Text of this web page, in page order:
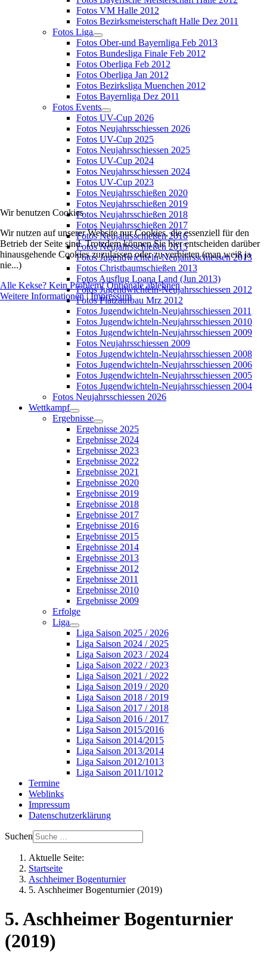
Fotos VM Halle 2012
Fotos Bezirksmeisterschaft Halle Dez 2011
Fotos Liga
Fotos Ober-und Bayernliga Feb 2013
Fotos Bundesliga Finale Feb 2012
Fotos Oberliga Feb 2012
Fotos Oberliga Jan 2012
Fotos Bezirksliga Muenchen 2012
Fotos Bayernliga Dez 2011
Fotos Events
Fotos UV-Cup 2026
Fotos Neujahrsschiessen 2026
Fotos UV-Cup 2025
Fotos Neujahrsschiessen 2025
Fotos UV-Cup 2024
Fotos Neujahrsschiessen 2024
Fotos UV-Cup 2023
Fotos Neujahrsschießen 2020
Fotos Neujahrsschießen 2019
Fotos Neujahrsschießen 2018
Fotos Neujahrsschießen 2017
Fotos Neujahrsschießen 2016
Fotos Neujahrsschießen 2015
Fotos Jugendwichteln-Neujahrsschiessen 2013
Fotos Christbaumschießen 2013
Fotos Ausflug Loana Land (Jun 2013)
Fotos Jugendwichteln-Neujahrsschiessen 2012
Fotos Platzaufbau Mrz 2012
Fotos Jugendwichteln-Neujahrsschiessen 2011
Fotos Jugendwichteln-Neujahrsschiessen 2010
Fotos Jugendwichteln-Neujahrsschiessen 2009
Fotos Neujahrsschiessen 2009
Fotos Jugendwichteln-Neujahrsschiessen 2008
Fotos Jugendwichteln-Neujahrsschiessen 2006
Fotos Jugendwichteln-Neujahrsschiessen 2005
Fotos Jugendwichteln-Neujahrsschiessen 2004
Fotos Neujahrsschiessen 2026
Wettkampf
Ergebnisse
Ergebnisse 2025
Ergebnisse 2024
Ergebnisse 2023
Ergebnisse 2022
Ergebnisse 2021
Ergebnisse 2020
Ergebnisse 2019
Ergebnisse 2018
Ergebnisse 2017
Ergebnisse 2016
Ergebnisse 2015
Ergebnisse 2014
Ergebnisse 2013
Ergebnisse 2012
Ergebnisse 2011
Ergebnisse 2010
Ergebnisse 2009
Erfolge
Liga
Liga Saison 2025 / 2026
Liga Saison 2024 / 2025
Liga Saison 2023 / 2024
Liga Saison 2022 / 2023
Liga Saison 2021 / 2022
Liga Saison 2019 / 2020
Liga Saison 2018 / 2019
Liga Saison 2017 / 2018
Liga Saison 2016 / 2017
Liga Saison 2015/2016
Liga Saison 2014/2015
Liga Saison 2013/2014
Liga Saison 2012/1013
Liga Saison 2011/1012
Termine
Weblinks
Impressum
Datenschutzerklärung
Suchen
Aktuelle Seite:
Startseite
Aschheimer Bogenturnier
5. Aschheimer Bogenturnier (2019)
5. Aschheimer Bogenturnier
(2019)
Wir benutzen Cookies
Wir nutzen auf unserer Website nur Cookies, die essenziell für den
Betrieb der Seite sind. Trotzdem können Sie hier entscheiden darüber
hinausgehende Cookies zuzulassen oder zu verbieten (man weiß ja
nie...)
Alle Kekse? Kein Problem! Optionale ablehnen
Weitere Informationen|Impressum